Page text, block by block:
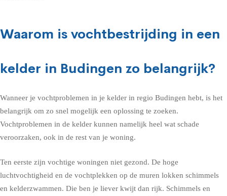
Waarom is vochtbestrijding in een
kelder in Budingen zo belangrijk?
Wanneer je vochtproblemen in je kelder in regio Budingen hebt, is het
belangrijk om zo snel mogelijk een oplossing te zoeken.
Vochtproblemen in de kelder kunnen namelijk heel wat schade
veroorzaken, ook in de rest van je woning.
Ten eerste zijn vochtige woningen niet gezond. De hoge
luchtvochtigheid en de vochtplekken op de muren lokken schimmels
en kelderzwammen. Die ben je liever kwijt dan rijk. Schimmels en